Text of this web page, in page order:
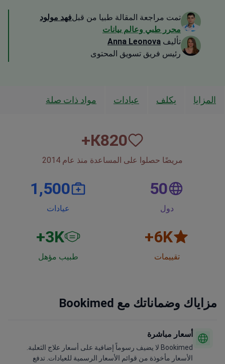
تمت مراجعة المقالة طبيا من قبلفهد مولود
محرر طبي وعالم بيانات
تأليف Anna Leonova
رئيس فريق تسويق المحتوى
المزايا يكلف عيادات مواد ذات صلة
820
К+
مريضًا حصلوا على المساعدة منذ عام 2014
50
دول
1,500
عيادات
6K+
تقييمات
3K+
طبيب مؤهل
مزاياك وضماناتك مع Bookimed
أسعار مباشرة
Bookimed لا يضيف رسوماً إضافية على أسعار علاج الثعلبة.
الأسعار مأخوذة من قوائم الأسعار الرسمية للعيادات. تدفع